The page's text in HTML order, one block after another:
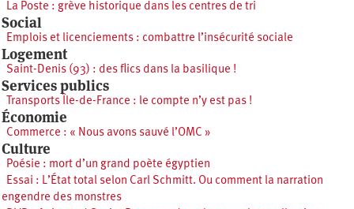
La Poste : grève historique dans les centres de tri
Social
Emplois et licenciements : combattre l’insécurité sociale
Logement
Saint-Denis (93) : des flics dans la basilique !
Services publics
Transports Île-de-France : le compte n’y est pas !
Économie
Commerce : « Nous avons sauvé l’OMC »
Culture
Poésie : mort d’un grand poète égyptien
Essai : L’État total selon Carl Schmitt. Ou comment la narration
engendre des monstres